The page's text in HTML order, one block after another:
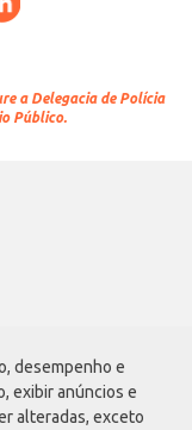
desempenho e
exibir anúncios e
alteradas, exceto
a Delegacia de Polícia
Público.
São Paulo - SP | CEP
09